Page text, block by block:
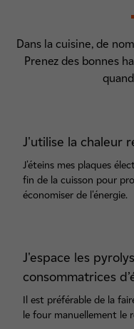
Dans la cuisine, de
Prenez des bonnes
J'utilise la chaleur
J'éteins mes plaques
fin de la cuisson pour
économiser de l'énergie.
J'espace les
consommatrices
Il est préférable de la
le four manuellement le